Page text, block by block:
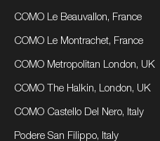
COMO Le Beauvallon, France
COMO Le Montrachet, France
COMO Metropolitan London, UK
COMO The Halkin, London, UK
COMO Castello Del Nero, Italy
Podere San Filippo, Italy